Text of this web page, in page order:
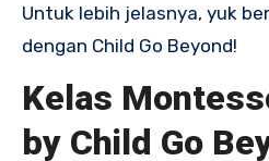
Untuk lebih jelasnya, yuk
dengan Child Go Beyond!
Kelas
by Child Go